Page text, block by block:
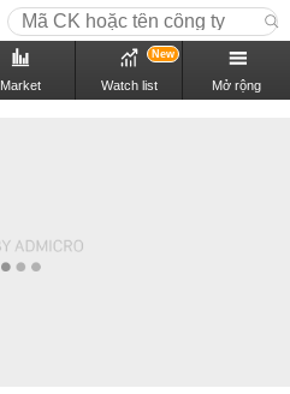
Market Watch list
New
Mở rộng